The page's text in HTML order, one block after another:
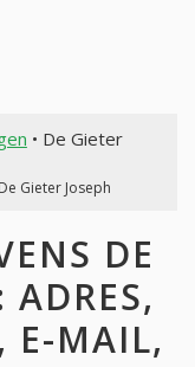
• De Gieter
Gieter Joseph
DE
ADRES,
E-MAIL,